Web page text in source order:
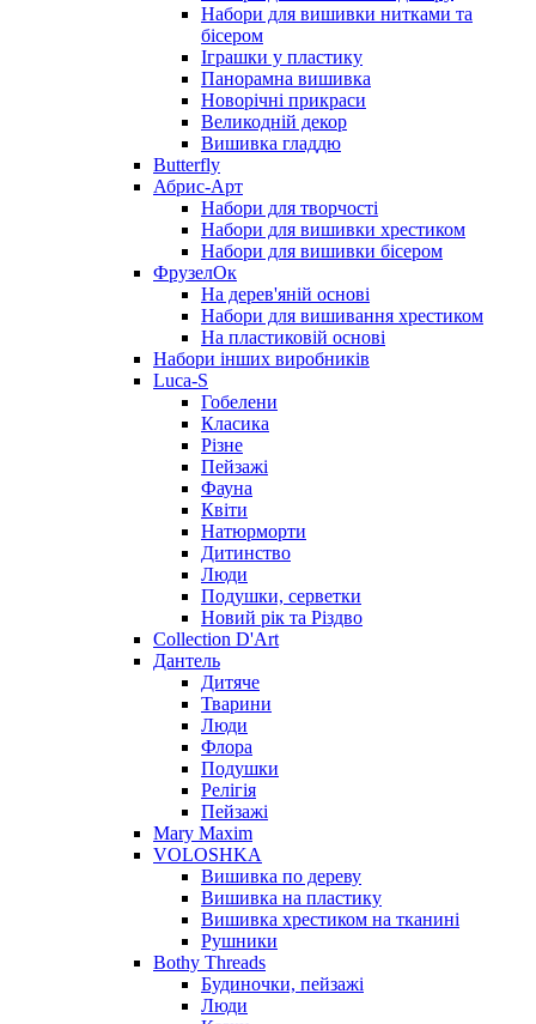
Набори для вишивки нитками та
бісером
Іграшки у пластику
Панорамна вишивка
Новорічні прикраси
Великодній декор
Вишивка гладдю
Butterfly
Абрис-Арт
Набори для творчості
Набори для вишивки хрестиком
Набори для вишивки бісером
ФрузелОк
На дерев'яній основі
Набори для вишивання хрестиком
На пластиковій основі
Набори інших виробників
Luca-S
Гобелени
Класика
Різне
Пейзажі
Фауна
Квіти
Натюрморти
Дитинство
Люди
Подушки, серветки
Новий рік та Різдво
Collection D'Art
Дантель
Дитяче
Тварини
Люди
Флора
Подушки
Релігія
Пейзажі
Mary Maxim
VOLOSHKA
Вишивка по дереву
Вишивка на пластику
Вишивка хрестиком на тканині
Рушники
Bothy Threads
Будиночки, пейзажі
Люди